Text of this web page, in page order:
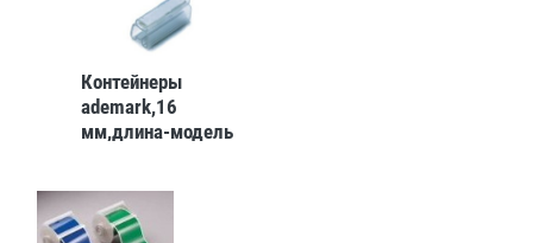
Контейнеры
ademark,16
мм,длина-модель